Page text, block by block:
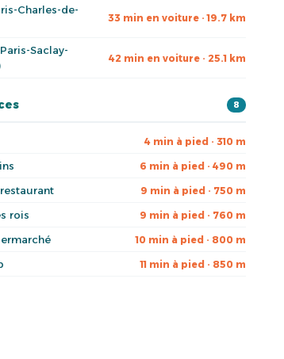
Charles-de-
33 min en voiture · 19.7 km
Saclay-
42 min en voiture · 25.1 km
8
4 min à pied · 310 m
6 min à pied · 490 m
9 min à pied · 750 m
rois 9 min à pied · 760 m
10 min à pied · 800 m
11 min à pied · 850 m